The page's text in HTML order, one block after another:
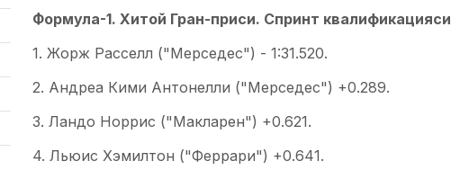
Формула-1. Хитой Гран-приси. Спринт квалификацияси
1. Жорж Расселл ("Мерседес") - 1:31.520.
2. Андреа Кими Антонелли ("Мерседес") +0.289.
3. Ландо Норрис ("Макларен") +0.621.
4. Льюис Хэмилтон ("Феррари") +0.641.